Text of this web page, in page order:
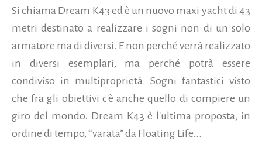
Si chiama Dream K43 ed è un nuovo maxi yacht di 43
metri destinato a realizzare i sogni non di un solo
armatore ma di diversi. E non perché verrà realizzato
in diversi esemplari, ma perché potrà essere
condiviso in multiproprietà. Sogni fantastici visto
che fra gli obiettivi c'è anche quello di compiere un
giro del mondo. Dream K43 è l'ultima proposta, in
ordine di tempo, “varata” da Floating Life...